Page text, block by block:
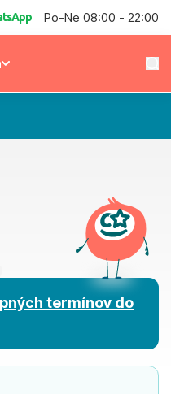
Po-Ne 08:00 - 22:00
termínov do